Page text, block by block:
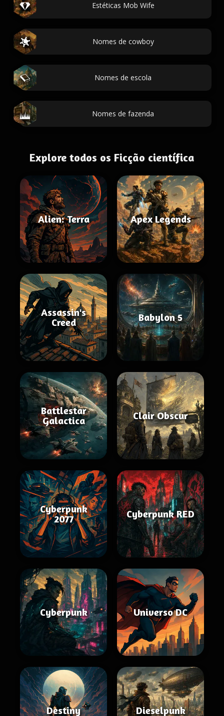
Estéticas Mob Wife
Nomes de cowboy
Nomes de escola
Nomes de fazenda
Explore todos os Ficção científica
Alien: Terra Apex Legends
Assassin's
Creed
Babylon 5
Battlestar
Galactica
Clair Obscur
Cyberpunk
2077
Cyberpunk RED
Cyberpunk Universo DC
Destiny Dieselpunk